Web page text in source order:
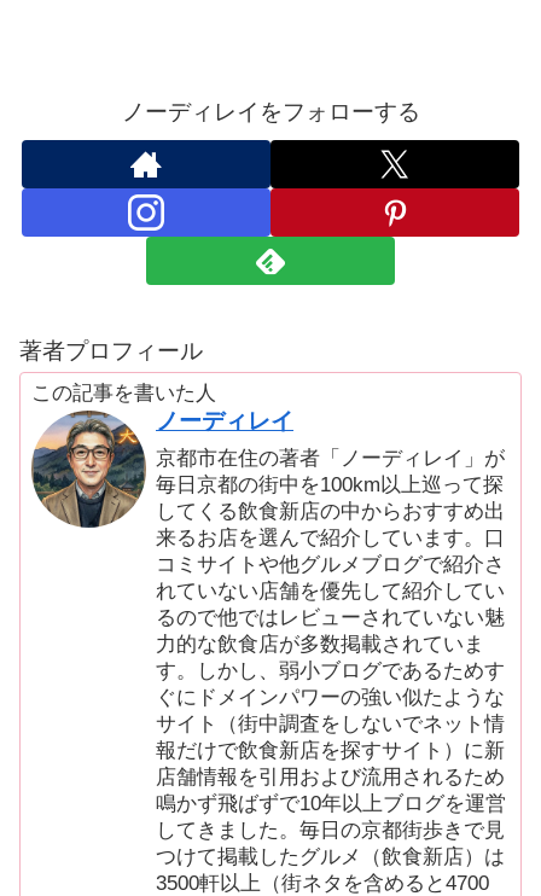
ノーディレイをフォローする
著者プロフィール
この記事を書いた人
ノーディレイ
京都市在住の著者「ノーディレイ」が
毎日京都の街中を100km以上巡って探
してくる飲食新店の中からおすすめ出
来るお店を選んで紹介しています。口
コミサイトや他グルメブログで紹介さ
れていない店舗を優先して紹介してい
るので他ではレビューされていない魅
力的な飲食店が多数掲載されていま
す。しかし、弱小ブログであるためす
ぐにドメインパワーの強い似たような
サイト（街中調査をしないでネット情
報だけで飲食新店を探すサイト）に新
店舗情報を引用および流用されるため
鳴かず飛ばずで10年以上ブログを運営
してきました。毎日の京都街歩きで見
つけて掲載したグルメ（飲食新店）は
3500軒以上（街ネタを含めると4700